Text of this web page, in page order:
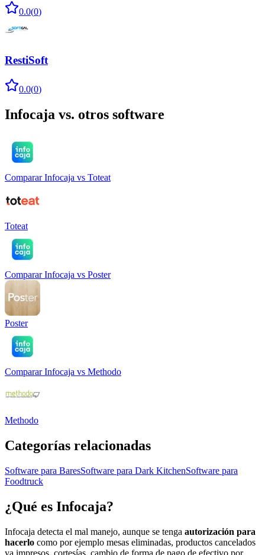
0.0(0)
RestiSoft
0.0(0)
Infocaja vs. otros software
Comparar Infocaja vs Toteat
Toteat
Comparar Infocaja vs Poster
Poster
Comparar Infocaja vs Methodo
Methodo
Categorías relacionadas
Software para BaresSoftware para Dark KitchenSoftware para
Foodtruck
¿Qué es Infocaja?
Infocaja detecta el mal manejo, aunque se tenga autorización para
hacerlo como por ejemplo mesas eliminadas, productos cancelados
ya impresos, cortesías, cambio de forma de pago de efectivo por